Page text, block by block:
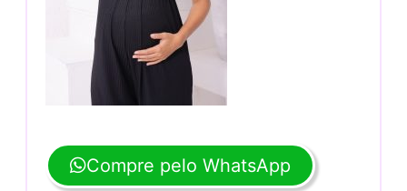
Compre pelo WhatsApp